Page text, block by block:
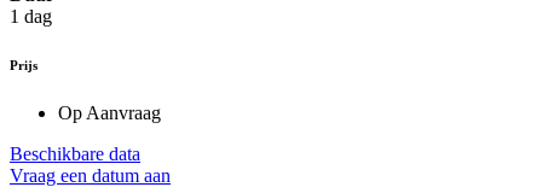
1 dag
Prijs
Op Aanvraag
Beschikbare data
Vraag een datum aan